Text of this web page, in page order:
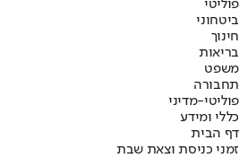
פוליטי
ביטחוני
חינוך
בריאות
משפט
תחבורה
פוליטי-מדיני
כללי ומידע
דף הבית
זמני כניסת וצאת שבת